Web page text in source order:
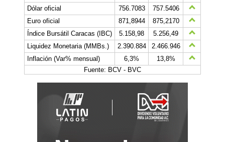
Dólar oficial
756.7083
757.5406
Euro oficial
871,8944
875,2170
Índice Bursátil Caracas (IBC)
5.158,98
5.256,49
Liquidez Monetaria (MMBs.)
2.390.884
2.466.946
Inflación (Var% mensual)
6,3%
13,8%
Fuente: BCV - BVC